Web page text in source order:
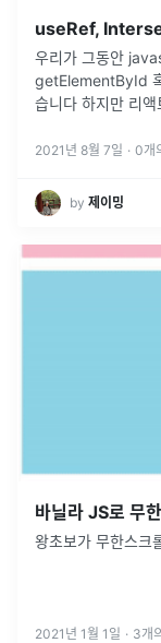
useRef,
우리가 그동안
getElementById
습니다 하지만 리
2021년 8월 7일 · 0개
by 제이밍
바닐라 JS로 무
왕초보가 무한스크
2021년 1월 1일 · 3개